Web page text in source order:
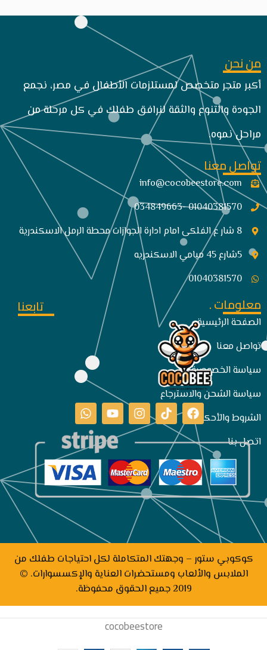
من نحن
أكبر متجر متخصص لمستلزمات الأطفال في مصر، نجمع
الجودة والتنوع والثقة لنرافق طفلك في كل مرحلة من
مراحل نموه.
تواصل معنا
info@cocobeestore.com​
01040381570 -034849663
8 شار ع الفلكى امام ادارة الجوازات محطة الرمل الاسكندرية
5شارع 45 ميامي الاسكندريه
01040381570
معلومات .
الصفحة الرئيسية
تواصل معنا
سياسة الخصوصية
سياسة الشحن والاسترجاع
الشروط والأحكام
اتصل بنا
تابعنا
كوكوبي ستور – وجهتك المتكاملة لكل احتياجات طفلك من
الملابس والألعاب ومستحضرات العناية والإكسسوارات. ©
2019 جميع الحقوق محفوظة.
cocobeestore